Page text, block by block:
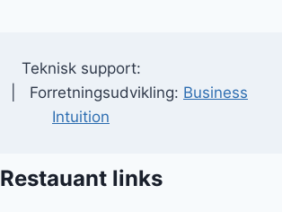
Teknisk support:
| Forretningsudvikling: Business
Intuition
Restauant links